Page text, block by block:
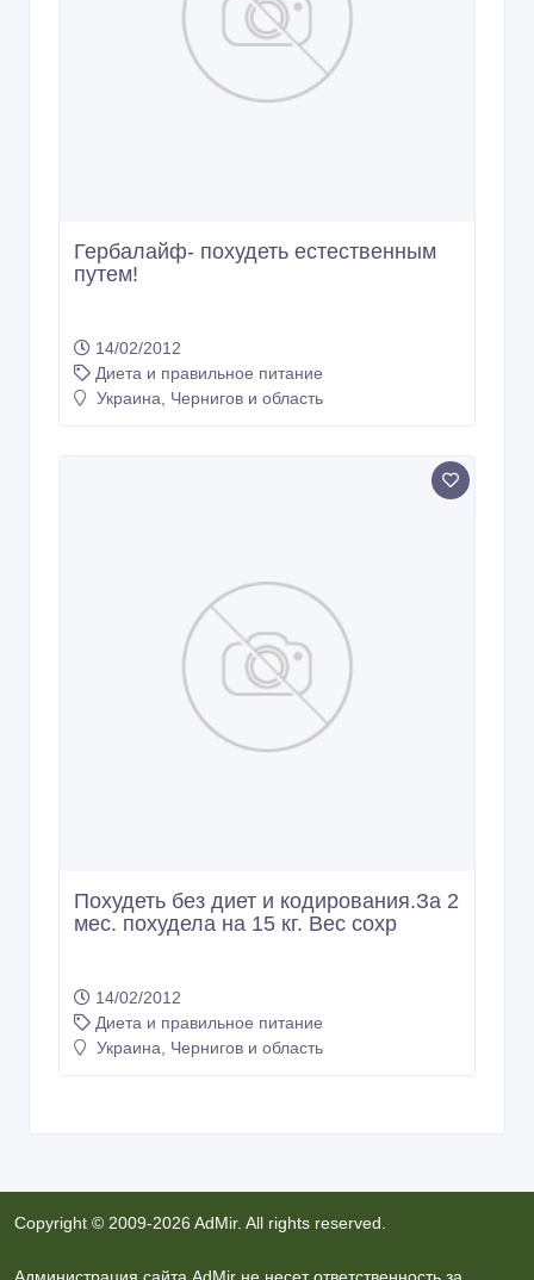
Гербалайф- похудеть естественным
путем!
14/02/2012
Диета и правильное питание
Украина, Чернигов и область
Похудеть без диет и кодирования.За 2
мес. похудела на 15 кг. Вес сохр
14/02/2012
Диета и правильное питание
Украина, Чернигов и область
Copyright © 2009-2026 AdMir. All rights reserved.
Администрация сайта AdMir не несет ответственность за